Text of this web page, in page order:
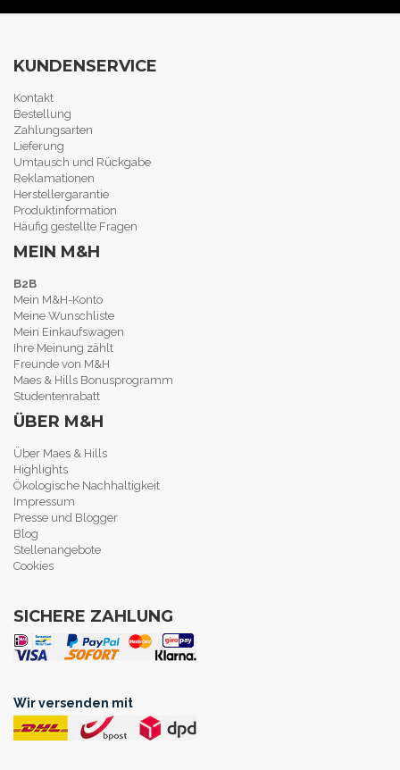
KUNDENSERVICE
Kontakt
Bestellung
Zahlungsarten
Lieferung
Umtausch und Rückgabe
Reklamationen
Herstellergarantie
Produktinformation
Häufig gestellte Fragen
MEIN M&H
B2B
Mein M&H-Konto
Meine Wunschliste
Mein Einkaufswagen
Ihre Meinung zählt
Freunde von M&H
Maes & Hills Bonusprogramm
Studentenrabatt
ÜBER M&H
Über Maes & Hills
Highlights
Ökologische Nachhaltigkeit
Impressum
Presse und Blogger
Blog
Stellenangebote
Cookies
SICHERE ZAHLUNG
Wir versenden mit